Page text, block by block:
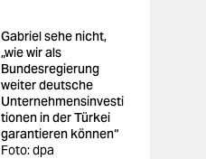
Gabriel sehe nicht,
„wie wir als
Bundesregierung
weiter deutsche
Unternehmensinvesti
tionen in der Türkei
garantieren können“
Foto: dpa